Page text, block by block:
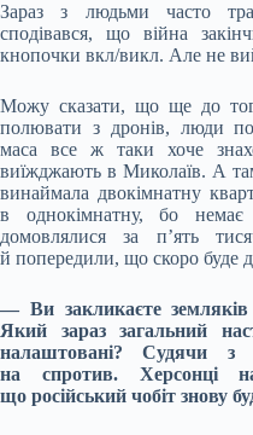
Зараз з людьми часто
сподівався, що війна
кнопочки вкл/викл. Але не
Можу сказати, що ще до
полювати з дронів, люди
маса все ж таки хоче
виїжджають в Миколаїв. А
винаймала двокімнатну
в однокімнатну, бо немає
домовлялися за п’ять
й попередили, що скоро буде
— Ви закликаєте
Який зараз загальний
налаштовані? Судячи
на спротив. Херсонці
що російський чобіт знову